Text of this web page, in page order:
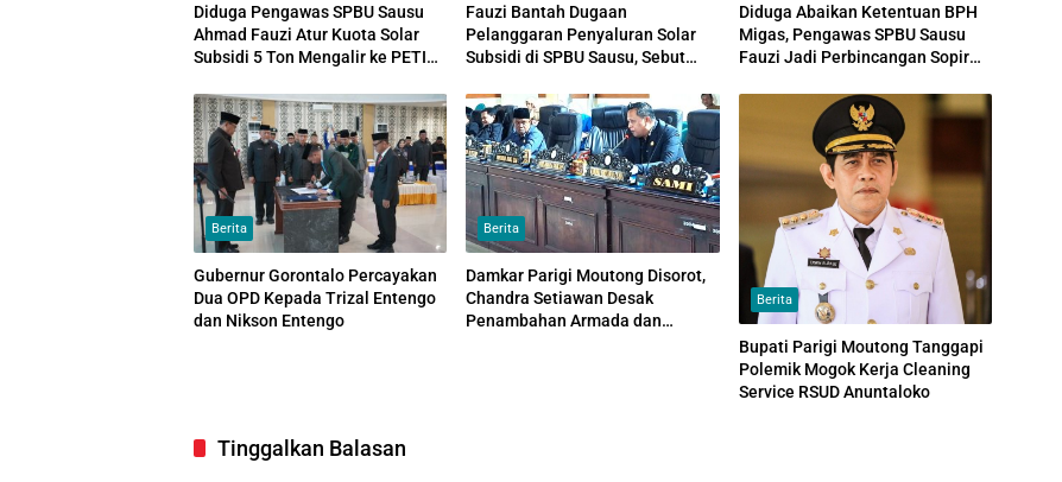
Diduga Pengawas SPBU Sausu
Ahmad Fauzi Atur Kuota Solar
Subsidi 5 Ton Mengalir ke PETI
Fauzi Bantah Dugaan
Pelanggaran Penyaluran Solar
Subsidi di SPBU Sausu, Sebut
Diduga Abaikan Ketentuan BPH
Migas, Pengawas SPBU Sausu
Fauzi Jadi Perbincangan Sopir
Berita
Gubernur Gorontalo Percayakan
Dua OPD Kepada Trizal Entengo
dan Nikson Entengo
Berita
Damkar Parigi Moutong Disorot,
Chandra Setiawan Desak
Penambahan Armada dan
Berita
Bupati Parigi Moutong Tanggapi
Polemik Mogok Kerja Cleaning
Service RSUD Anuntaloko
Tinggalkan Balasan